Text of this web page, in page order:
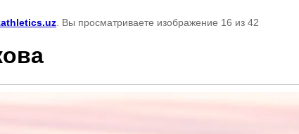
. Вы просматриваете изображение 16 из 42